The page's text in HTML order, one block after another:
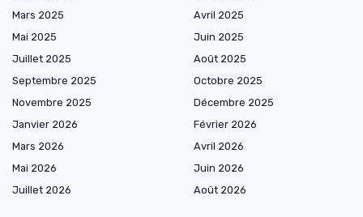
Mars 2025
Avril 2025
Mai 2025
Juin 2025
Juillet 2025
Août 2025
Septembre 2025
Octobre 2025
Novembre 2025
Décembre 2025
Janvier 2026
Février 2026
Mars 2026
Avril 2026
Mai 2026
Juin 2026
Juillet 2026
Août 2026